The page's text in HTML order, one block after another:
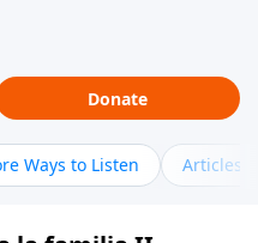
Donate
Ways to Listen Articles